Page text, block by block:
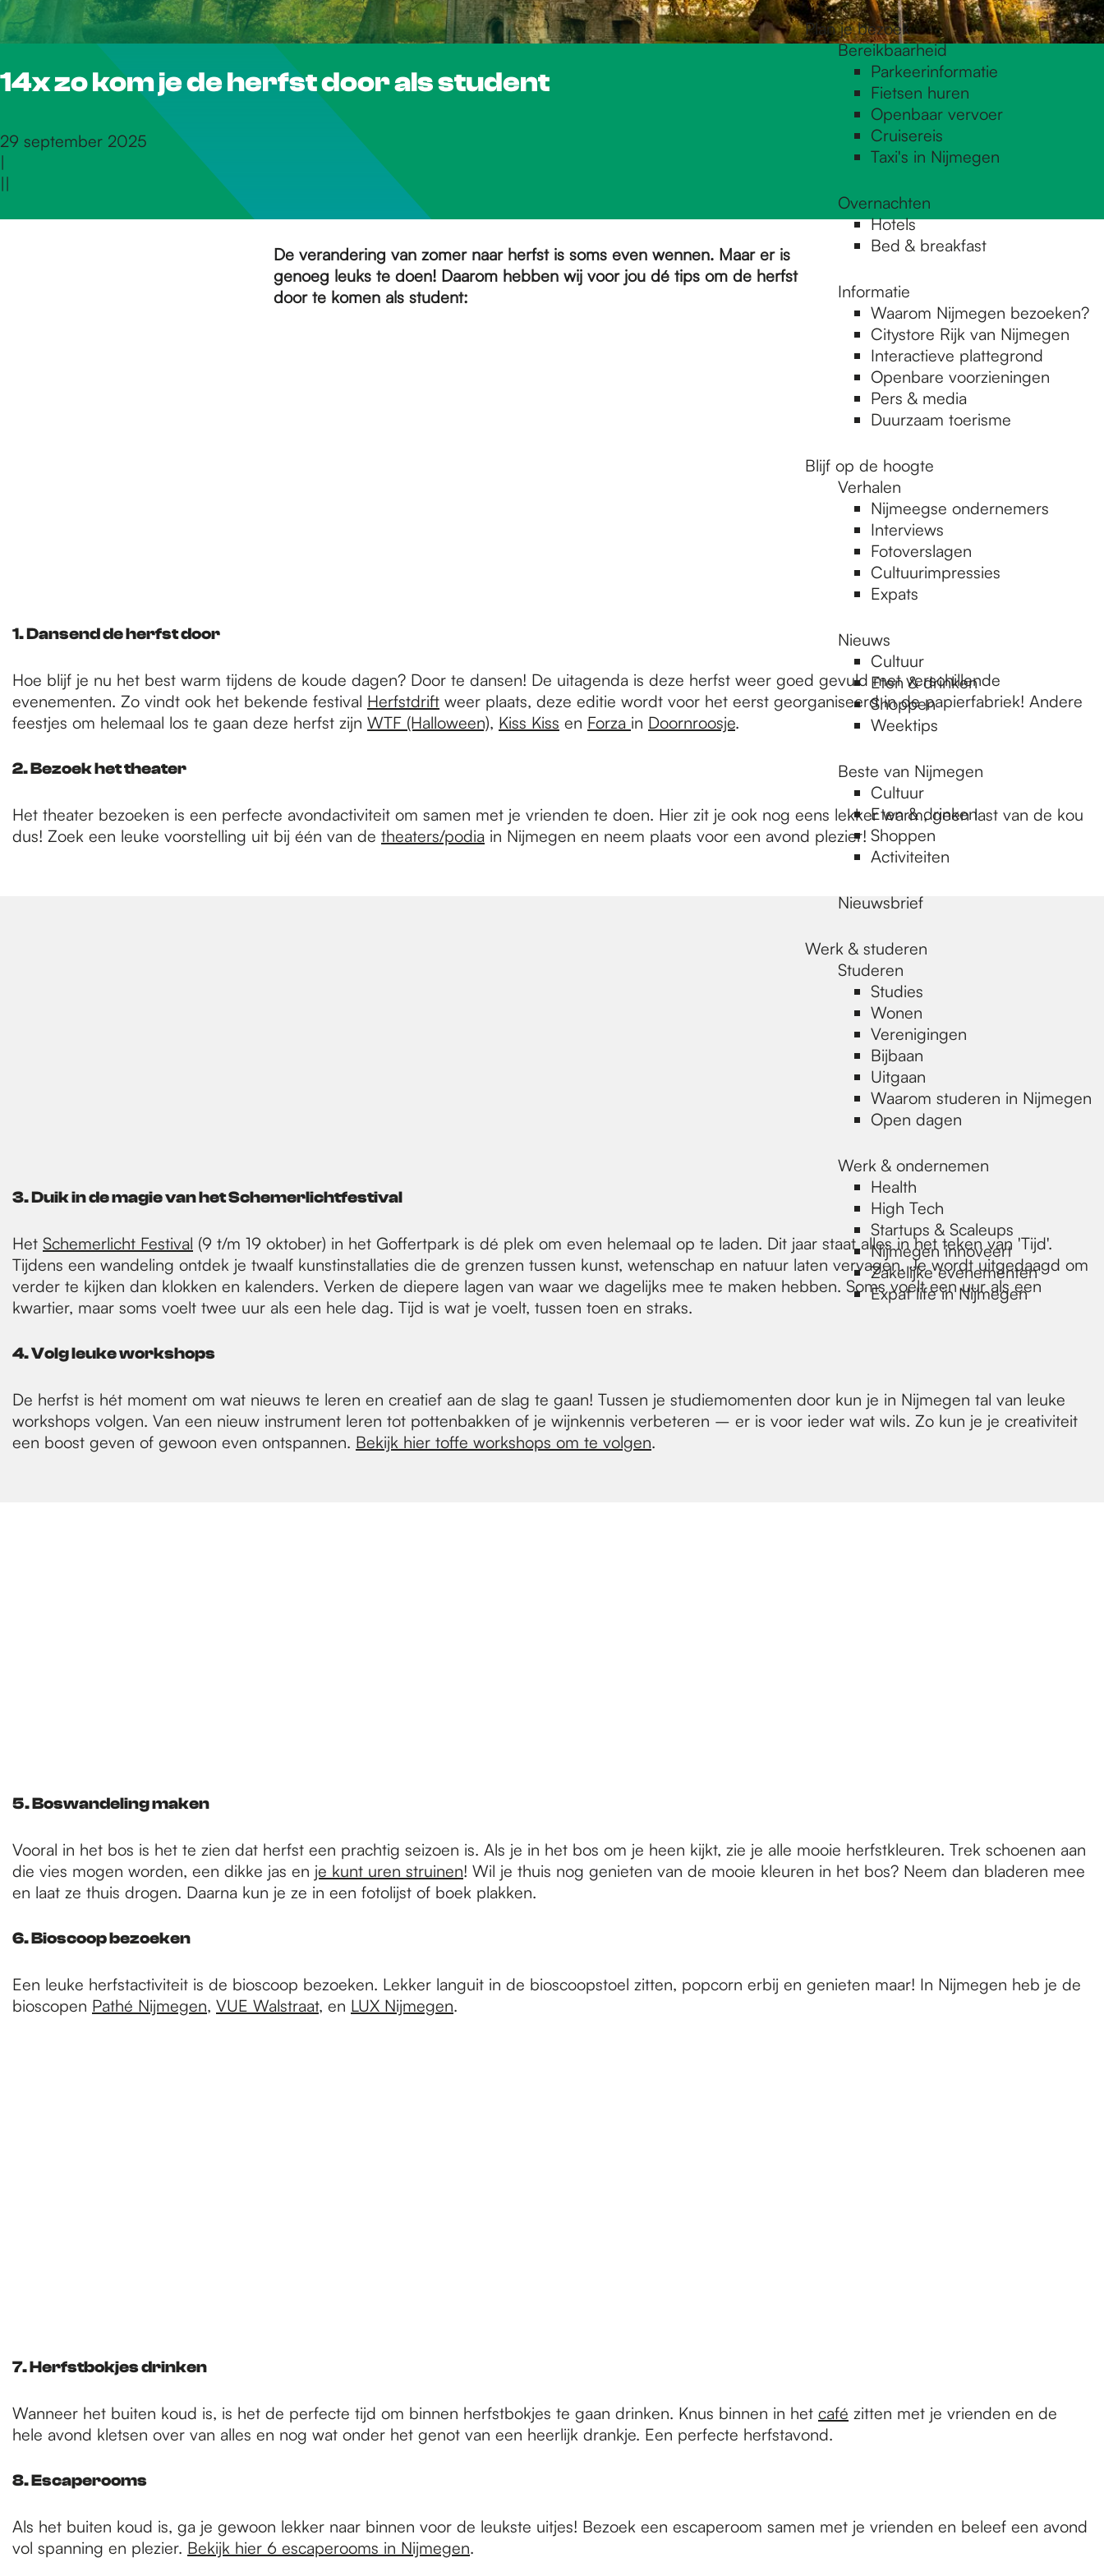
Plan je bezoek
Bereikbaarheid
Parkeerinformatie
Fietsen huren
Openbaar vervoer
Cruisereis
Taxi's in Nijmegen
Overnachten
Hotels
Bed & breakfast
Informatie
Waarom Nijmegen bezoeken?
Citystore Rijk van Nijmegen
Interactieve plattegrond
Openbare voorzieningen
Pers & media
Duurzaam toerisme
Blijf op de hoogte
Verhalen
Nijmeegse ondernemers
Interviews
Fotoverslagen
Cultuurimpressies
Expats
Nieuws
Cultuur
Eten & drinken
Shoppen
Weektips
Beste van Nijmegen
Cultuur
Eten & drinken
Shoppen
Activiteiten
Nieuwsbrief
Werk & studeren
Studeren
Studies
Wonen
Verenigingen
Bijbaan
Uitgaan
Waarom studeren in Nijmegen
Open dagen
Werk & ondernemen
Health
High Tech
Startups & Scaleups
Nijmegen innoveert
Zakelijke evenementen
Expat life in Nijmegen
14x zo kom je de herfst door als student
29 september 2025
|
||
De verandering van zomer naar herfst is soms even wennen. Maar er is
genoeg leuks te doen! Daarom hebben wij voor jou dé tips om de herfst
door te komen als student:
1. Dansend de herfst door
Hoe blijf je nu het best warm tijdens de koude dagen? Door te dansen! De uitagenda is deze herfst weer goed gevuld met verschillende
evenementen. Zo vindt ook het bekende festival Herfstdrift weer plaats, deze editie wordt voor het eerst georganiseerd in de papierfabriek! Andere
feestjes om helemaal los te gaan deze herfst zijn WTF (Halloween), Kiss Kiss en Forza in Doornroosje.
2. Bezoek het theater
Het theater bezoeken is een perfecte avondactiviteit om samen met je vrienden te doen. Hier zit je ook nog eens lekker warm, geen last van de kou
dus! Zoek een leuke voorstelling uit bij één van de theaters/podia in Nijmegen en neem plaats voor een avond plezier!
3. Duik in de magie van het Schemerlichtfestival
Het Schemerlicht Festival (9 t/m 19 oktober) in het Goffertpark is dé plek om even helemaal op te laden. Dit jaar staat alles in het teken van 'Tijd'.
Tijdens een wandeling ontdek je twaalf kunstinstallaties die de grenzen tussen kunst, wetenschap en natuur laten vervagen. Je wordt uitgedaagd om
verder te kijken dan klokken en kalenders. Verken de diepere lagen van waar we dagelijks mee te maken hebben. Soms voelt een uur als een
kwartier, maar soms voelt twee uur als een hele dag. Tijd is wat je voelt, tussen toen en straks.
4. Volg leuke workshops
De herfst is hét moment om wat nieuws te leren en creatief aan de slag te gaan! Tussen je studiemomenten door kun je in Nijmegen tal van leuke
workshops volgen. Van een nieuw instrument leren tot pottenbakken of je wijnkennis verbeteren – er is voor ieder wat wils. Zo kun je je creativiteit
een boost geven of gewoon even ontspannen. Bekijk hier toffe workshops om te volgen.
5. Boswandeling maken
Vooral in het bos is het te zien dat herfst een prachtig seizoen is. Als je in het bos om je heen kijkt, zie je alle mooie herfstkleuren. Trek schoenen aan
die vies mogen worden, een dikke jas en je kunt uren struinen! Wil je thuis nog genieten van de mooie kleuren in het bos? Neem dan bladeren mee
en laat ze thuis drogen. Daarna kun je ze in een fotolijst of boek plakken.
6. Bioscoop bezoeken
Een leuke herfstactiviteit is de bioscoop bezoeken. Lekker languit in de bioscoopstoel zitten, popcorn erbij en genieten maar! In Nijmegen heb je de
bioscopen Pathé Nijmegen, VUE Walstraat, en LUX Nijmegen.
7. Herfstbokjes drinken
Wanneer het buiten koud is, is het de perfecte tijd om binnen herfstbokjes te gaan drinken. Knus binnen in het café zitten met je vrienden en de
hele avond kletsen over van alles en nog wat onder het genot van een heerlijk drankje. Een perfecte herfstavond.
8. Escaperooms
Als het buiten koud is, ga je gewoon lekker naar binnen voor de leukste uitjes! Bezoek een escaperoom samen met je vrienden en beleef een avond
vol spanning en plezier. Bekijk hier 6 escaperooms in Nijmegen.